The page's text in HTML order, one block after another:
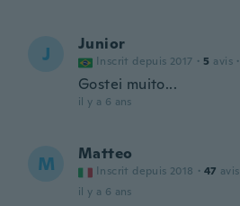
J Junior
Inscrit depuis 2017 · 5 avis ·
Gostei muito...
il y a 6 ans
M Matteo
Inscrit depuis 2018 · 47 avis
il y a 6 ans